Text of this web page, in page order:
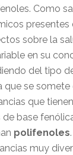
Como
presentes
sobre la
en su
del tipo
se somete
que
base
polifenoles
muy